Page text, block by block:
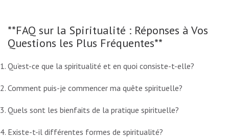
**FAQ sur la Spiritualité : Réponses à Vos
Questions les Plus Fréquentes**
Qu’est-ce que la spiritualité et en quoi consiste-t-elle?
Comment puis-je commencer ma quête spirituelle?
Quels sont les bienfaits de la pratique spirituelle?
Existe-t-il différentes formes de spiritualité?